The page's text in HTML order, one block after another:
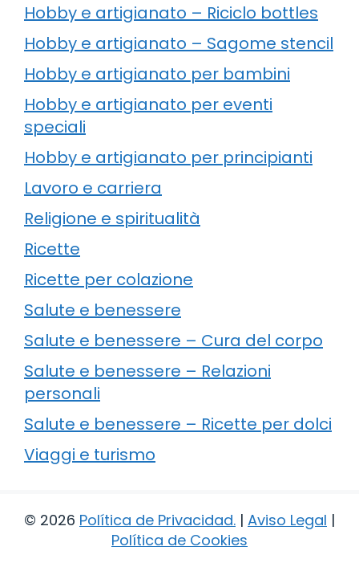
Hobby e artigianato – Riciclo bottles
Hobby e artigianato – Sagome stencil
Hobby e artigianato per bambini
Hobby e artigianato per eventi
speciali
Hobby e artigianato per principianti
Lavoro e carriera
Religione e spiritualità
Ricette
Ricette per colazione
Salute e benessere
Salute e benessere – Cura del corpo
Salute e benessere – Relazioni
personali
Salute e benessere – Ricette per dolci
Viaggi e turismo
© 2026 Política de Privacidad. | Aviso Legal |
Política de Cookies